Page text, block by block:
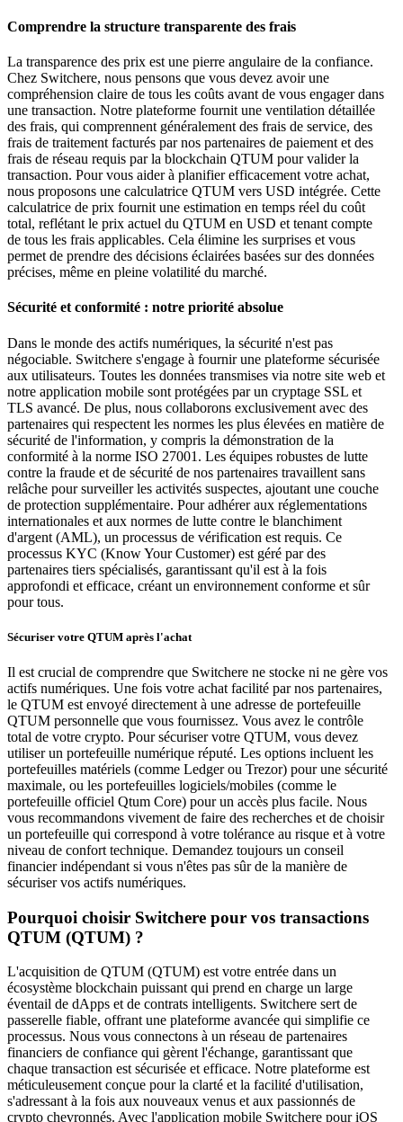
Comprendre la structure transparente des frais
La transparence des prix est une pierre angulaire de la confiance.
Chez Switchere, nous pensons que vous devez avoir une
compréhension claire de tous les coûts avant de vous engager dans
une transaction. Notre plateforme fournit une ventilation détaillée
des frais, qui comprennent généralement des frais de service, des
frais de traitement facturés par nos partenaires de paiement et des
frais de réseau requis par la blockchain QTUM pour valider la
transaction. Pour vous aider à planifier efficacement votre achat,
nous proposons une calculatrice QTUM vers USD intégrée. Cette
calculatrice de prix fournit une estimation en temps réel du coût
total, reflétant le prix actuel du QTUM en USD et tenant compte
de tous les frais applicables. Cela élimine les surprises et vous
permet de prendre des décisions éclairées basées sur des données
précises, même en pleine volatilité du marché.
Sécurité et conformité : notre priorité absolue
Dans le monde des actifs numériques, la sécurité n'est pas
négociable. Switchere s'engage à fournir une plateforme sécurisée
aux utilisateurs. Toutes les données transmises via notre site web et
notre application mobile sont protégées par un cryptage SSL et
TLS avancé. De plus, nous collaborons exclusivement avec des
partenaires qui respectent les normes les plus élevées en matière de
sécurité de l'information, y compris la démonstration de la
conformité à la norme ISO 27001. Les équipes robustes de lutte
contre la fraude et de sécurité de nos partenaires travaillent sans
relâche pour surveiller les activités suspectes, ajoutant une couche
de protection supplémentaire. Pour adhérer aux réglementations
internationales et aux normes de lutte contre le blanchiment
d'argent (AML), un processus de vérification est requis. Ce
processus KYC (Know Your Customer) est géré par des
partenaires tiers spécialisés, garantissant qu'il est à la fois
approfondi et efficace, créant un environnement conforme et sûr
pour tous.
Sécuriser votre QTUM après l'achat
Il est crucial de comprendre que Switchere ne stocke ni ne gère vos
actifs numériques. Une fois votre achat facilité par nos partenaires,
le QTUM est envoyé directement à une adresse de portefeuille
QTUM personnelle que vous fournissez. Vous avez le contrôle
total de votre crypto. Pour sécuriser votre QTUM, vous devez
utiliser un portefeuille numérique réputé. Les options incluent les
portefeuilles matériels (comme Ledger ou Trezor) pour une sécurité
maximale, ou les portefeuilles logiciels/mobiles (comme le
portefeuille officiel Qtum Core) pour un accès plus facile. Nous
vous recommandons vivement de faire des recherches et de choisir
un portefeuille qui correspond à votre tolérance au risque et à votre
niveau de confort technique. Demandez toujours un conseil
financier indépendant si vous n'êtes pas sûr de la manière de
sécuriser vos actifs numériques.
Pourquoi choisir Switchere pour vos transactions
QTUM (QTUM) ?
L'acquisition de QTUM (QTUM) est votre entrée dans un
écosystème blockchain puissant qui prend en charge un large
éventail de dApps et de contrats intelligents. Switchere sert de
passerelle fiable, offrant une plateforme avancée qui simplifie ce
processus. Nous vous connectons à un réseau de partenaires
financiers de confiance qui gèrent l'échange, garantissant que
chaque transaction est sécurisée et efficace. Notre plateforme est
méticuleusement conçue pour la clarté et la facilité d'utilisation,
s'adressant à la fois aux nouveaux venus et aux passionnés de
crypto chevronnés. Avec l'application mobile Switchere pour iOS